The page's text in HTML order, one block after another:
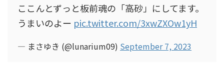
ここんとずっと板前魂の「高砂」にしてます。
うまいのよー pic.twitter.com/3xwZXOw1yH
— まさゆき (@lunarium09) September 7, 2023